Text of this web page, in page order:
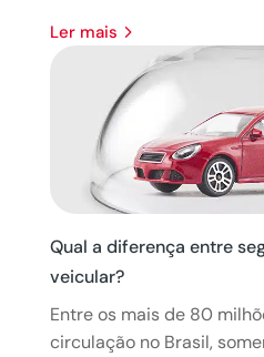
ler mais
Qual a diferença entre
veicular?
Entre os mais de 80
circulação no Brasil,